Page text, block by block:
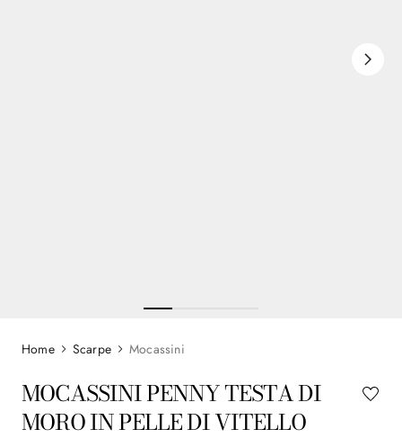
Scarpe Mocassini
MOCASSINI PENNY TESTA DI
MORO IN PELLE DI VITELLO